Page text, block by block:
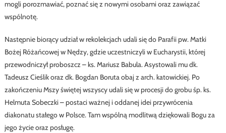
mogli porozmawiać, poznać się z nowymi osobami oraz zawiązać
wspólnotę.
Następnie biorący udział w rekolekcjach udali się do Parafii pw. Matki
Bożej Różańcowej w Nędzy, gdzie uczestniczyli w Eucharystii, której
przewodniczył proboszcz – ks. Mariusz Babula. Asystowali mu dk.
Tadeusz Cieślik oraz dk. Bogdan Boruta obaj z arch. katowickiej. Po
zakończeniu Mszy świętej wszyscy udali się w procesji do grobu śp. ks.
Helmuta Sobeczki – postaci ważnej i oddanej idei przywrócenia
diakonatu stałego w Polsce. Tam wspólną modlitwą dziękowali Bogu za
jego życie oraz posługę.